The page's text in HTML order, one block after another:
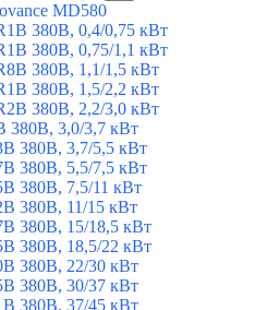
MD580
380В, 0,4/0,75 кВт
380В, 0,75/1,1 кВт
380В, 1,1/1,5 кВт
380В, 1,5/2,2 кВт
380В, 2,2/3,0 кВт
380В, 3,0/3,7 кВт
380В, 3,7/5,5 кВт
380В, 5,5/7,5 кВт
380В, 7,5/11 кВт
380В, 11/15 кВт
380В, 15/18,5 кВт
380В, 18,5/22 кВт
380В, 22/30 кВт
380В, 30/37 кВт
380В, 37/45 кВт